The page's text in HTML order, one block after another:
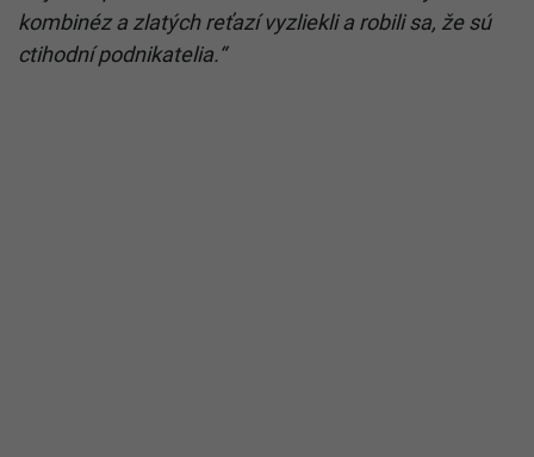
kombinéz a zlatých reťazí vyzliekli a robili sa, že sú
ctihodní podnikatelia.“